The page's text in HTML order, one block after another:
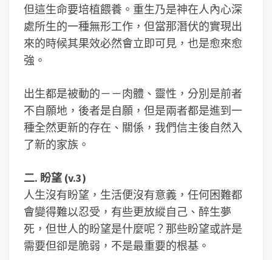
但這生命要培植餵養。重生乃是神在人內心深
處所生的一種無形工作，但當那潛伏的實現出
來的時候其果效必然會立即可見，也是愈來愈
強。
出生都是被動的－－肉體、靈性，分別是前者
不自願地，後者是自願，但是兩者都是進到一
種全然更新的存在、關係，我們信主後自然入
了新的家族。
二. 盼望 (v.3)
人生沒有盼望，生活便沒有意義，任何困難都
會變得難以忍受，有些更放縱自己、醉生夢
死，但世人的盼望是什麼呢？那些盼望或許是
需要但卻是脆弱，不是最重要的根基。